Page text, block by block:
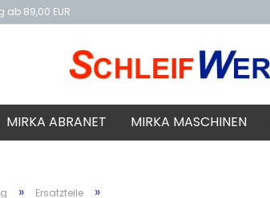
ab 89,00 EUR
MIRKA ABRANET MIRKA MASCHINEN
» Ersatzteile »